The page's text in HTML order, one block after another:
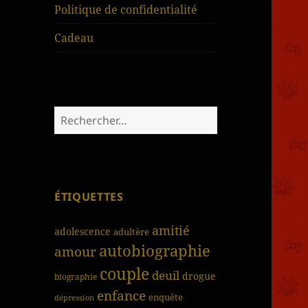
Politique de confidentialité
Cadeau
Rechercher :
ÉTIQUETTES
adolescence adultère amitié
amourautobiographie
biographie couple deuil drogue
dépression enfance enquête